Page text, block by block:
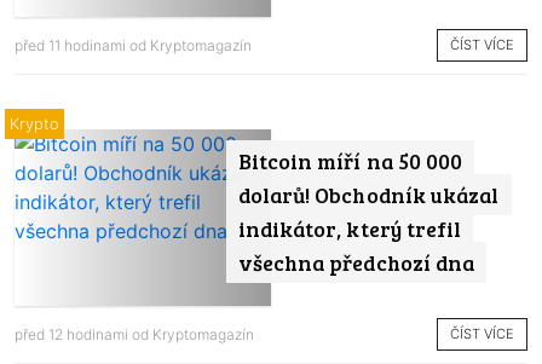
před 11 hodinami od Kryptomagazín ČÍST VÍCE
Bitcoin míří na 50 000
dolarů! Obchodník ukázal
indikátor, který trefil
všechna předchozí dna
Krypto
před 12 hodinami od Kryptomagazín ČÍST VÍCE